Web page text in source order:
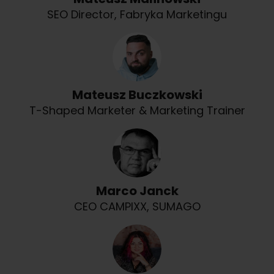
SEO Director, Fabryka Marketingu
Mateusz Buczkowski
T-Shaped Marketer & Marketing Trainer
Marco Janck
CEO CAMPIXX, SUMAGO